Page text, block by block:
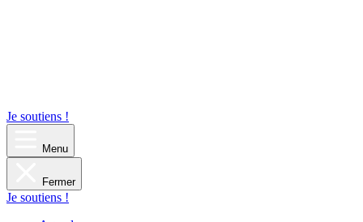
Je soutiens !
Menu
Fermer
Je soutiens !